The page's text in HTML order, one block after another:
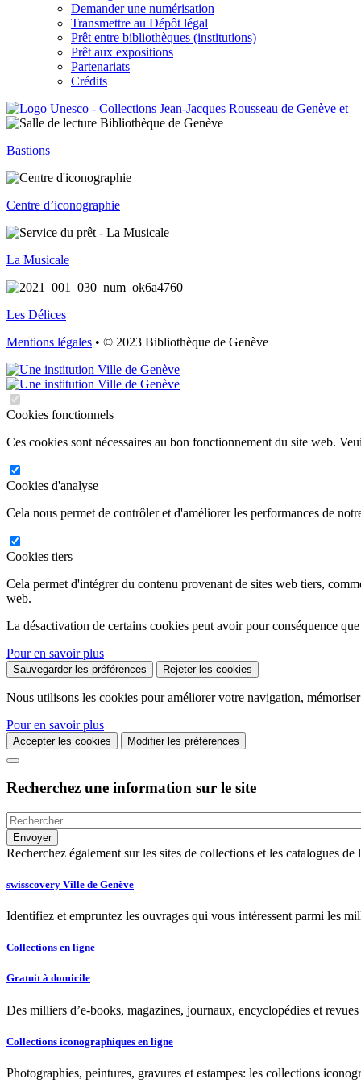
Demander une numérisation
Transmettre au Dépôt légal
Prêt entre bibliothèques (institutions)
Prêt aux expositions
Partenariats
Crédits
Bastions
Centre d’iconographie
La Musicale
Les Délices
Mentions légales • © 2023 Bibliothèque de Genève
Cookies fonctionnels
Ces cookies sont nécessaires au bon fonctionnement du site web.
Cookies d'analyse
Cela nous permet de contrôler et d'améliorer les performances de
Cookies tiers
Cela permet d'intégrer du contenu provenant de sites web tiers,
web.
La désactivation de certains cookies peut avoir pour conséquence
Pour en savoir plus
Sauvegarder les préférences Rejeter les cookies
Nous utilisons les cookies pour améliorer votre navigation,
Pour en savoir plus
Accepter les cookies Modifier les préférences
Recherchez une information sur le site
Recherchez également sur les sites de collections et les catalogues
swisscovery Ville de Genève
Identifiez et empruntez les ouvrages qui vous intéressent parmi les
Collections en ligne
Gratuit à domicile
Des milliers d’e-books, magazines, journaux, encyclopédies et
Collections iconographiques en ligne
Photographies, peintures, gravures et estampes: les collections